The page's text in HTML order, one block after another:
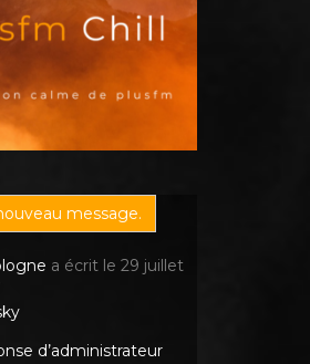
a écrit le 29 juillet
d’administrateur